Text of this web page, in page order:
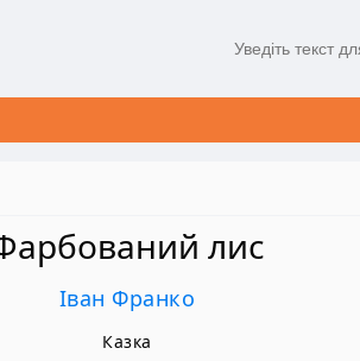
лис
Іван Франко
Казка